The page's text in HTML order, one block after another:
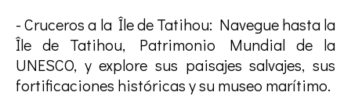
- Cruceros a la Île de Tatihou: Navegue hasta la
Île de Tatihou, Patrimonio Mundial de la
UNESCO, y explore sus paisajes salvajes, sus
fortificaciones históricas y su museo marítimo.